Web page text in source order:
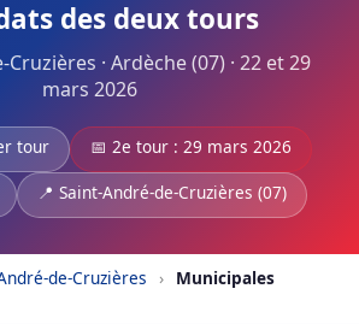
des deux tours
· Ardèche (07) · 22 et 29
mars 2026
tour
📅 2e tour : 29 mars 2026
📍 Saint-André-de-Cruzières (07)
de-Cruzières › Municipales